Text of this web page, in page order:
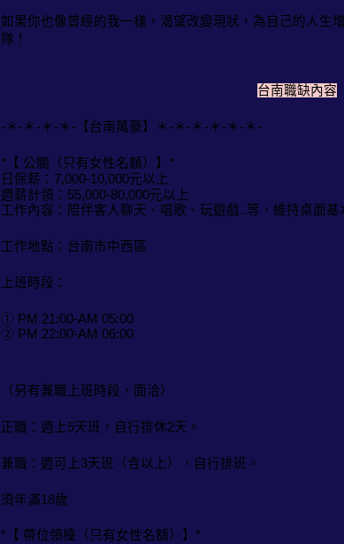
如果你也像曾經的我一樣，渴望改變現狀，為自己的人生
隊！
台南職缺內容
-＊-＊-＊-＊-【台南萬豪】＊-＊-＊-＊-＊-＊-
*【 公關（只有女性名額）】*
日保薪：7,000-10,000元以上
週薪計領：55,000-80,000元以上
工作內容：陪伴客人聊天、唱歌、玩遊戲..等，維持桌面基
工作地點：台南市中西區
上班時段：
① PM 21:00-AM 05:00
② PM 22:00-AM 06:00
（另有兼職上班時段，面洽）
正職：週上5天班，自行排休2天。
兼職：週可上3天班（含以上），自行排班。
須年滿18歲
*【 帶位領檯（只有女性名額）】*